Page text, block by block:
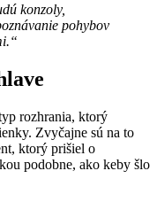
konzoly,
pohybov
rozhrania, ktorý
Zvyčajne sú na to
ktorý prišiel o
podobne, ako keby šlo